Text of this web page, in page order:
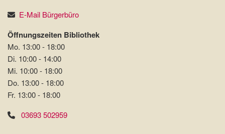
E-Mail Bürgerbüro
Öffnungszeiten Bibliothek
Mo. 13:00 - 18:00
Di. 10:00 - 14:00
Mi. 10:00 - 18:00
Do. 13:00 - 18:00
Fr. 13:00 - 18:00
03693 502959